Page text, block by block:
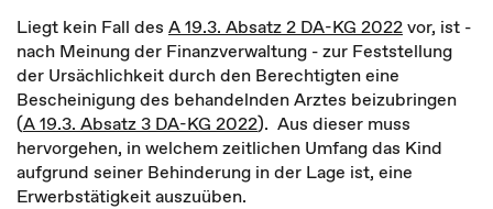
Liegt kein Fall des A 19.3. Absatz 2 DA-KG 2022vor, ist -
nach Meinung der Finanzverwaltung - zur Feststellung
der Ursächlichkeit durch den Berechtigten eine
Bescheinigung des behandelnden Arztes beizubringen
(A 19.3. Absatz 3 DA-KG 2022). Aus dieser muss
hervorgehen, in welchem zeitlichen Umfang das Kind
aufgrund seiner Behinderung in der Lage ist, eine
Erwerbstätigkeit auszuüben.